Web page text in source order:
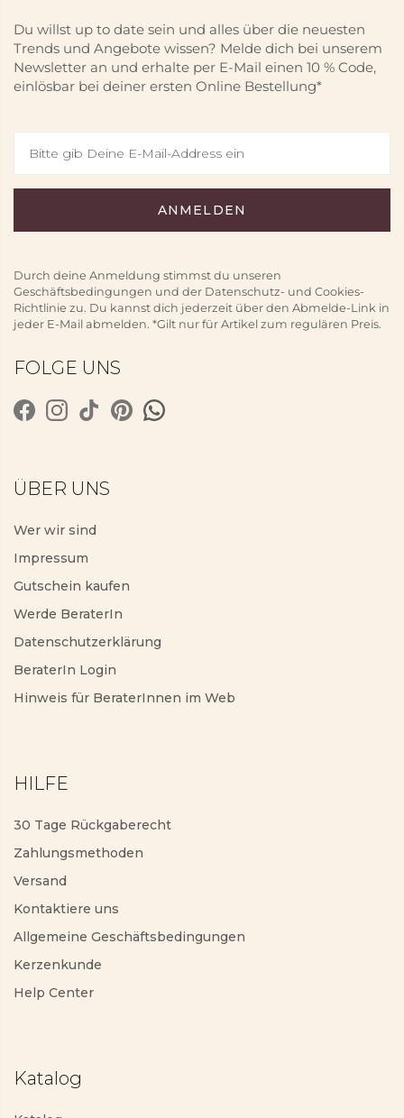
Du willst up to date sein und alles über die neuesten
Trends und Angebote wissen? Melde dich bei unserem
Newsletter an und erhalte per E-Mail einen 10 % Code,
einlösbar bei deiner ersten Online Bestellung*
Durch deine Anmeldung stimmst du unseren
Geschäftsbedingungen und der Datenschutz- und Cookies-
Richtlinie zu. Du kannst dich jederzeit über den Abmelde-Link in
jeder E-Mail abmelden. *Gilt nur für Artikel zum regulären Preis.
FOLGE UNS
ÜBER UNS
Wer wir sind
Impressum
Gutschein kaufen
Werde BeraterIn
Datenschutzerklärung
BeraterIn Login
Hinweis für BeraterInnen im Web
HILFE
30 Tage Rückgaberecht
Zahlungsmethoden
Versand
Kontaktiere uns
Allgemeine Geschäftsbedingungen
Kerzenkunde
Help Center
Katalog